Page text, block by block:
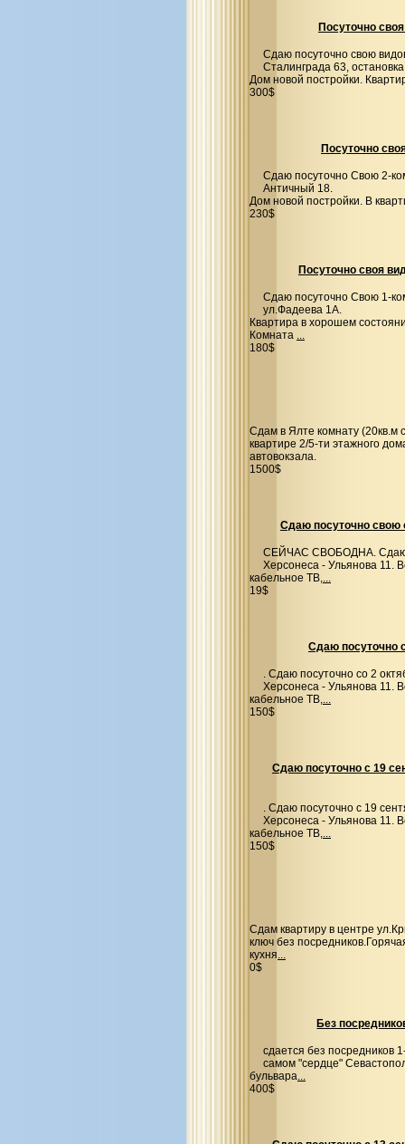
Посуточно
Сдаю посуточно свою
Сталинграда 63,
Дом новой постройки.
300$
Посуточно
Сдаю посуточно Свою 2-
Античный 18.
Дом новой постройки. В
230$
Посуточно своя
Сдаю посуточно Свою 1-
ул.Фадеева 1А.
Квартира в хорошем
Комната ...
180$
Сдам в Ялте комнату (20кв.м
квартире 2/5-ти этажного
автовокзала.
1500$
Сдаю посуточно свою
СЕЙЧАС СВОБОДНА. Сдаю
Херсонеса - Ульянова 11.
кабельное ТВ,...
19$
Сдаю посуточно
. Сдаю посуточно со 2
Херсонеса - Ульянова 11.
кабельное ТВ,...
150$
Сдаю посуточно с 19
. Сдаю посуточно с 19
Херсонеса - Ульянова 11.
кабельное ТВ,...
150$
Сдам квартиру в центре
ключ без
кухня...
0$
Без
сдается без посредников
самом "сердце"
бульвара...
400$